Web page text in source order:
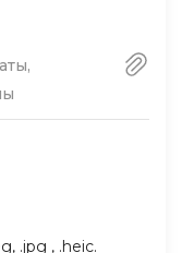
.jpg , .heic.